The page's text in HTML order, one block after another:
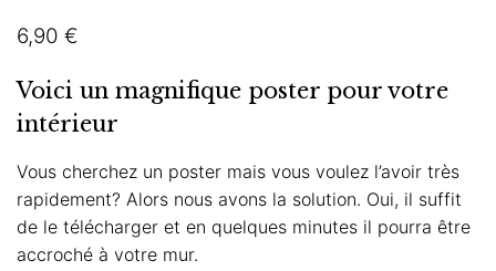
basé sur
notations
6,90 €
Voici un magnifique poster pour votre
intérieur
Vous cherchez un poster mais vous voulez l’avoir très
rapidement? Alors nous avons la solution. Oui, il suffit
de le télécharger et en quelques minutes il pourra être
accroché à votre mur.